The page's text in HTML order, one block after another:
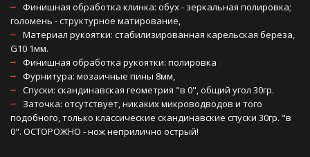
Финишная обработка клинка: обух - зеркальная полировка;
голомень - структурное матирование,
Материал рукоятки: стабилизированная карельская береза,
G10 1мм.
Финишная обработка рукоятки: полировка
Фурнитура: мозаичные пины 8мм,
Спуски: скандинавская геометрия "в 0", общий угол 30гр.
Заточка: отсутствует, никаких микроводводов и того
подобного, только классические скандинавские спуски 30гр. "в
0". ОСТОРОЖНО - нож неприлично острый!